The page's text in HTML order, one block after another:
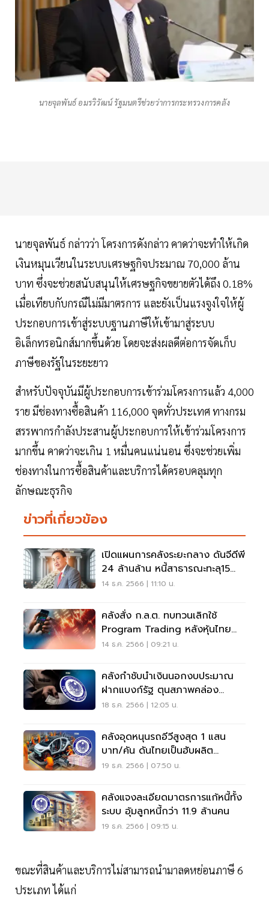
นายจุลพันธ์ อมรวิวัฒน์ รัฐมนตรีช่วยว่าการกระทรวงการคลัง
นายจุลพันธ์ กล่าวว่า โครงการดังกล่าว คาดว่าจะทำให้เกิด
เงินหมุนเวียนในระบบเศรษฐกิจประมาณ 70,000 ล้าน
บาท ซึ่งจะช่วยสนับสนุนให้เศรษฐกิจขยายตัวได้ถึง 0.18%
เมื่อเทียบกับกรณีไม่มีมาตรการ และยังเป็นแรงจูงใจให้ผู้
ประกอบการเข้าสู่ระบบฐานภาษีให้เข้ามาสู่ระบบ
อิเล็กทรอนิกส์มากขึ้นด้วย โดยจะส่งผลดีต่อการจัดเก็บ
ภาษีของรัฐในระยะยาว
สำหรับปัจจุบันมีผู้ประกอบการเข้าร่วมโครงการแล้ว 4,000
ราย มีช่องทางซื้อสินค้า 116,000 จุดทั่วประเทศ ทางกรม
สรรพากรกำลังประสานผู้ประกอบการให้เข้าร่วมโครงการ
มากขึ้น คาดว่าจะเกิน 1 หมื่นคนแน่นอน ซึ่งจะช่วยเพิ่ม
ช่องทางในการซื้อสินค้าและบริการได้ครอบคลุมทุก
ลักษณะธุรกิจ
ข่าวที่เกี่ยวข้อง
เปิดแผนการคลังระยะกลาง ดันจีดีพี
24 ล้านล้าน หนี้สาธารณะทะลุ15
ล้านล้าน ปี 72
14 ธ.ค. 2566 | 11:10 น.
คลังสั่ง ก.ล.ต. ทบทวนเลิกใช้
Program Trading หลังหุ้นไทย
ร่วงหนัก
14 ธ.ค. 2566 | 09:21 น.
คลังกำชับนำเงินนอกงบประมาณ
ฝากแบงก์รัฐ ตุนสภาพคล่อง
รองรับภารกิจรัฐ
18 ธ.ค. 2566 | 12:05 น.
คลังอุดหนุนรถอีวีสูงสุด 1 แสน
บาท/คัน ดันไทยเป็นฮับผลิต
รถไฟฟ้า
19 ธ.ค. 2566 | 07:50 น.
คลังแจงละเอียดมาตรการแก้หนี้ทั้ง
ระบบ อุ้มลูกหนี้กว่า 11.9 ล้านคน
19 ธ.ค. 2566 | 09:15 น.
ขณะที่สินค้าและบริการไม่สามารถนำมาลดหย่อนภาษี 6
ประเภท ได้แก่